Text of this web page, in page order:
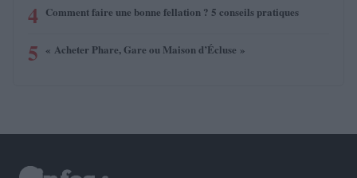
4 Comment faire une bonne fellation ? 5 conseils pratiques
5 « Acheter Phare, Gare ou Maison d’Écluse »